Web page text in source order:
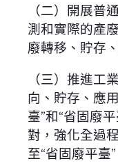
（二）開展
測和實際的產
廢轉移、貯存
（三）推進
向、貯存、應
臺”和“省固廢
對，強化全過
至“省固廢平臺